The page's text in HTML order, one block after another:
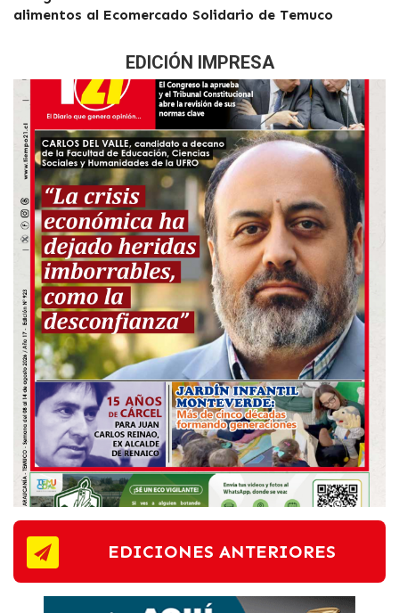
alimentos al Ecomercado Solidario de Temuco
EDICIÓN IMPRESA
EDICIONES ANTERIORES